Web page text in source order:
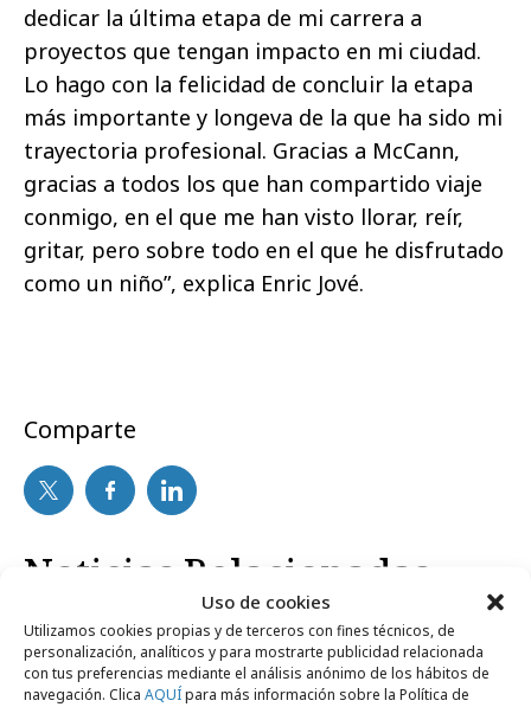
Uso de cookies
Utilizamos cookies propias y de terceros con fines técnicos, de
personalización, analíticos y para mostrarte publicidad relacionada
con tus preferencias mediante el análisis anónimo de los hábitos de
navegación. Clica AQUÍpara más información sobre la Política de
dedicar la última etapa de mi carrera a
proyectos que tengan impacto en mi ciudad.
Lo hago con la felicidad de concluir la etapa
más importante y longeva de la que ha sido mi
trayectoria profesional. Gracias a McCann,
gracias a todos los que han compartido viaje
conmigo, en el que me han visto llorar, reír,
gritar, pero sobre todo en el que he disfrutado
como un niño”, explica Enric Jové.
Comparte
Noticias Relacionadas
Profesionales